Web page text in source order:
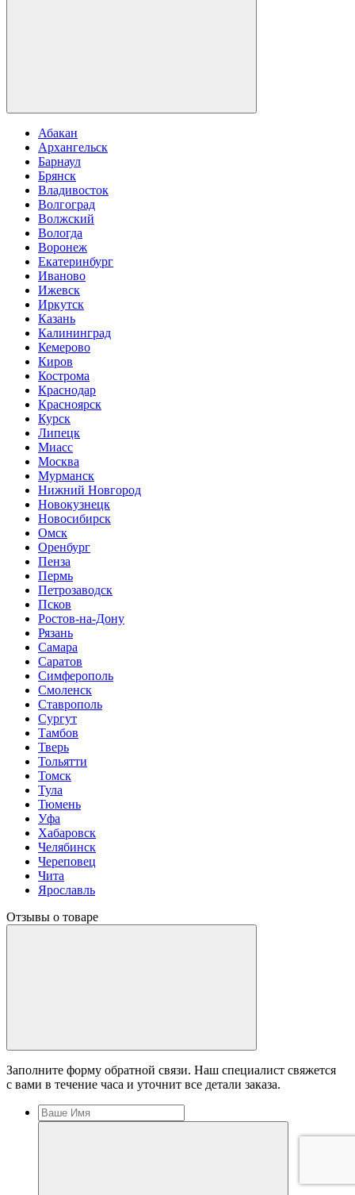
Абакан
Архангельск
Барнаул
Брянск
Владивосток
Волгоград
Волжский
Вологда
Воронеж
Екатеринбург
Иваново
Ижевск
Иркутск
Казань
Калининград
Кемерово
Киров
Кострома
Краснодар
Красноярск
Курск
Липецк
Миасс
Москва
Мурманск
Нижний Новгород
Новокузнецк
Новосибирск
Омск
Оренбург
Пенза
Пермь
Петрозаводск
Псков
Ростов-на-Дону
Рязань
Самара
Саратов
Симферополь
Смоленск
Ставрополь
Сургут
Тамбов
Тверь
Тольятти
Томск
Тула
Тюмень
Уфа
Хабаровск
Челябинск
Череповец
Чита
Ярославль
Отзывы о товаре
Заполните форму обратной связи. Наш специалист свяжется
с вами в течение часа и уточнит все детали заказа.